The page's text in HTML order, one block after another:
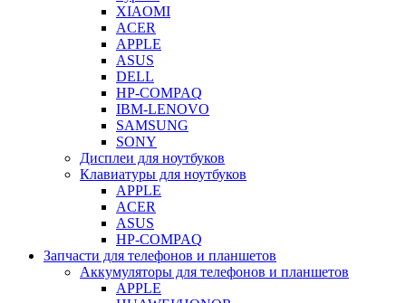
XIAOMI
ACER
APPLE
ASUS
DELL
HP-COMPAQ
IBM-LENOVO
SAMSUNG
SONY
Дисплеи для ноутбуков
Клавиатуры для ноутбуков
APPLE
ACER
ASUS
HP-COMPAQ
Запчасти для телефонов и планшетов
Аккумуляторы для телефонов и планшетов
APPLE